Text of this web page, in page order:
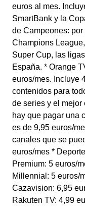
euros al mes.
SmartBank y la
de Campeones:
Champions
Super Cup, las
España. * Orange
euros/mes. Incluye
contenidos para
de series y el mejor
hay que pagar una
es de 9,95 euros/
canales que se
euros/mes *
Premium: 5 euros/
Millennial: 5 euros/
Cazavision: 6,95
Rakuten TV: 4,99